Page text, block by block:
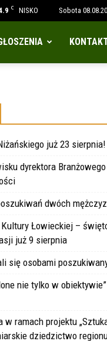
C NISKO Sobota
już 23 sierpnia!
dyrektora Branżowego
dwóch
Łowieckiej –
już 9 sierpnia
się osobami
nie tylko w
w ramach projektu
dziedzictwo